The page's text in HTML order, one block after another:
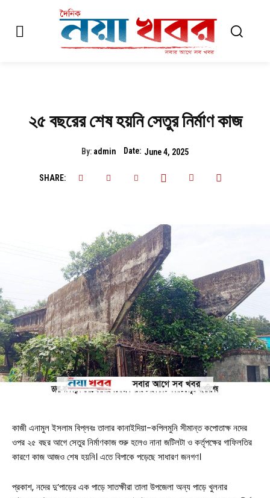
২৫ বছরের শেষ হয়নি সেতুর নির্মাণ কাজ
By: admin Date: June 4, 2025
SHARE:
কাজী এনামুল ইসলাম বিপ্লবঃ তালার কানাইদিয়া-কপিলমুনি সীমান্ত কপোতাক্ষ নদের
ওপর ২৫ বছর আগে সেতুর নির্মাণকাজ শুরু হলেও নানা জটিলটা ও কর্তৃপক্ষের গাফিলতির
কারণে কাজ আজও শেষ হয়নি। এতে বিপাকে পড়েছে সাধারণ জনগণ।
প্রকাশ, নদের দু’পাড়ের এক পাড়ে সাতক্ষীরা তালা উপজেলা অন্য পাড়ে খুলনার